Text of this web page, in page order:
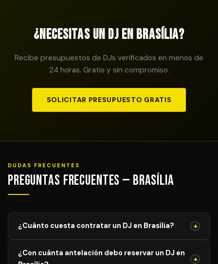
¿Necesitas un DJ en Brasília?
Recibe presupuestos de DJs verificados en menos de
24 horas. Gratis y sin compromiso.
SOLICITAR PRESUPUESTO GRATIS
DUDAS FRECUENTES
Preguntas Frecuentes — Brasília
¿Cuánto cuesta contratar un DJ en Brasília? +
tipo de evento, duración y equipamiento requerido. Los
¿Con cuánta antelación debo reservar un DJ en
+